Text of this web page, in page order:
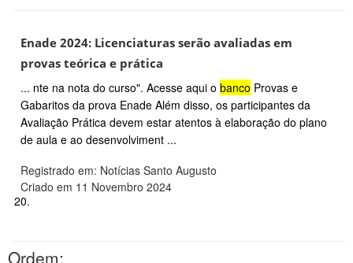
Enade 2024: Licenciaturas serão avaliadas em
provas teórica e prática
... nte na nota do curso". Acesse aqui o banco Provas e
Gabaritos da prova Enade Além disso, os participantes da
Avaliação Prática devem estar atentos à elaboração do plano
de aula e ao desenvolviment ...
Registrado em: Notícias Santo Augusto
Criado em 11 Novembro 2024
20.
Ordem: